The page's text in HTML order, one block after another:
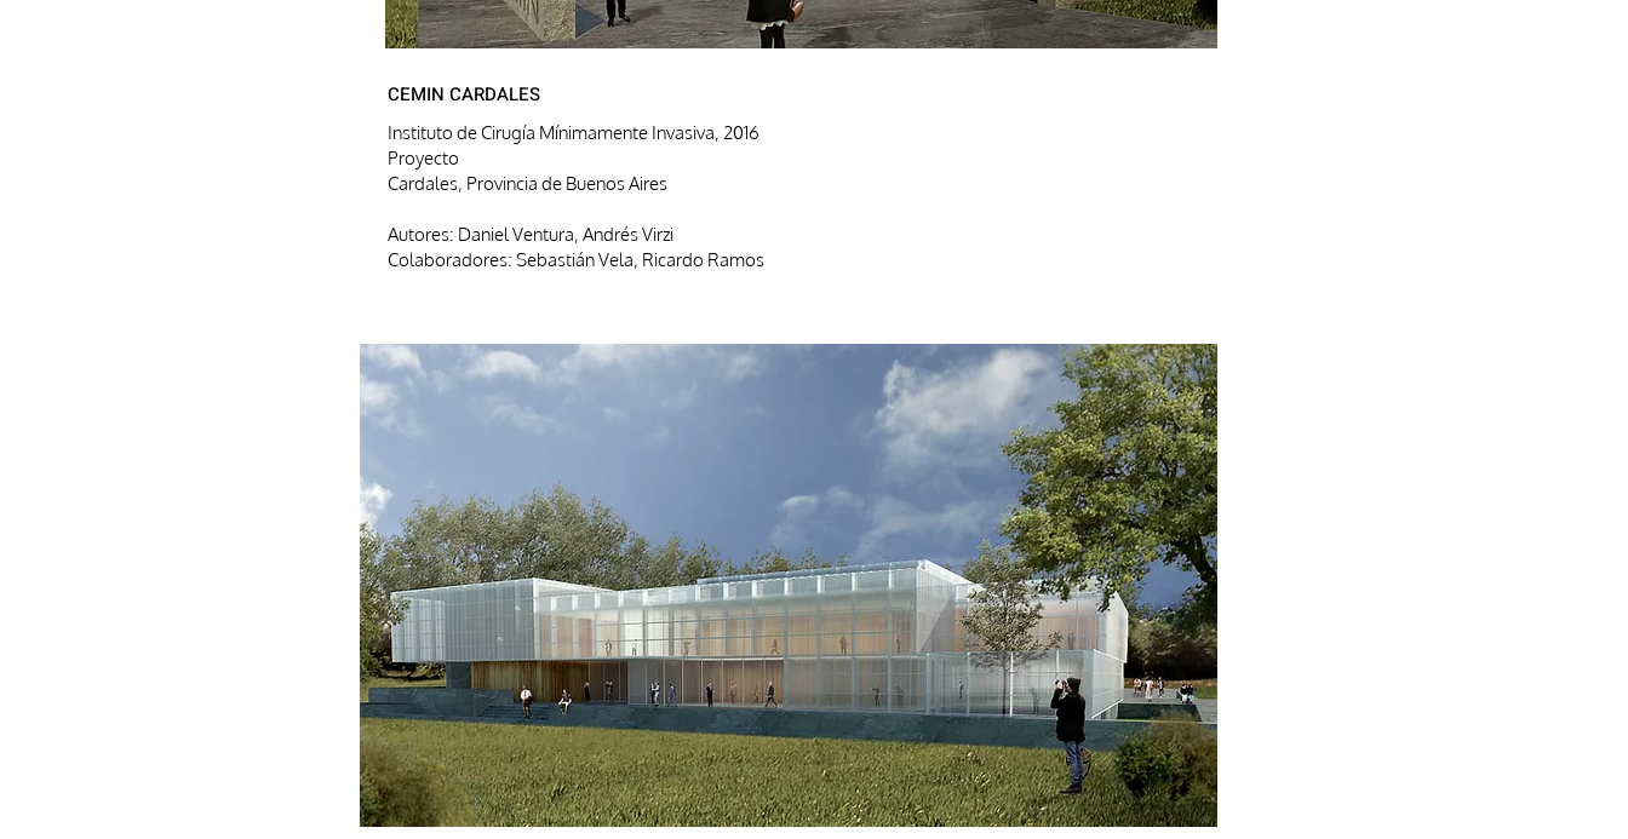
CEMIN CARDALES
Instituto de Cirugía Mínimamente Invasiva, 2016
Proyecto
Cardales, Provincia de Buenos Aires
Autores: Daniel Ventura, Andrés Virzi
Colaboradores: Sebastián Vela, Ricardo Ramos